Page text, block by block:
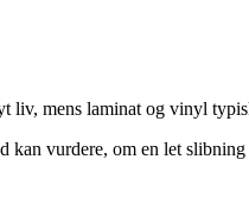
mens laminat og vinyl
vurdere, om en let